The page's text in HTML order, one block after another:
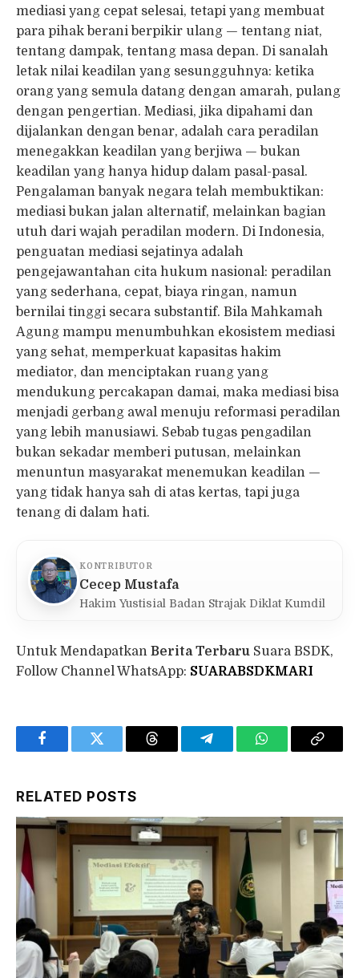
mediasi yang cepat selesai, tetapi yang membuat
para pihak berani berpikir ulang — tentang niat,
tentang dampak, tentang masa depan. Di sanalah
letak nilai keadilan yang sesungguhnya: ketika
orang yang semula datang dengan amarah, pulang
dengan pengertian. Mediasi, jika dipahami dan
dijalankan dengan benar, adalah cara peradilan
menegakkan keadilan yang berjiwa — bukan
keadilan yang hanya hidup dalam pasal-pasal.
Pengalaman banyak negara telah membuktikan:
mediasi bukan jalan alternatif, melainkan bagian
utuh dari wajah peradilan modern. Di Indonesia,
penguatan mediasi sejatinya adalah
pengejawantahan cita hukum nasional: peradilan
yang sederhana, cepat, biaya ringan, namun
bernilai tinggi secara substantif. Bila Mahkamah
Agung mampu menumbuhkan ekosistem mediasi
yang sehat, memperkuat kapasitas hakim
mediator, dan menciptakan ruang yang
mendukung percakapan damai, maka mediasi bisa
menjadi gerbang awal menuju reformasi peradilan
yang lebih manusiawi. Sebab tugas pengadilan
bukan sekadar memberi putusan, melainkan
menuntun masyarakat menemukan keadilan —
yang tidak hanya sah di atas kertas, tapi juga
tenang di dalam hati.
KONTRIBUTOR
Cecep Mustafa
Hakim Yustisial Badan Strajak Diklat Kumdil
Untuk Mendapatkan Berita Terbaru Suara BSDK,
Follow Channel WhatsApp: SUARABSDKMARI
FacebookTwitter Threads TelegramWhatsAppCopy
RELATED POSTS